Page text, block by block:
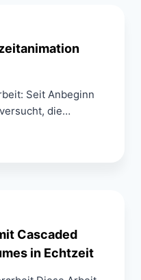
Seit Anbeginn
die…
Cascaded
in Echtzeit